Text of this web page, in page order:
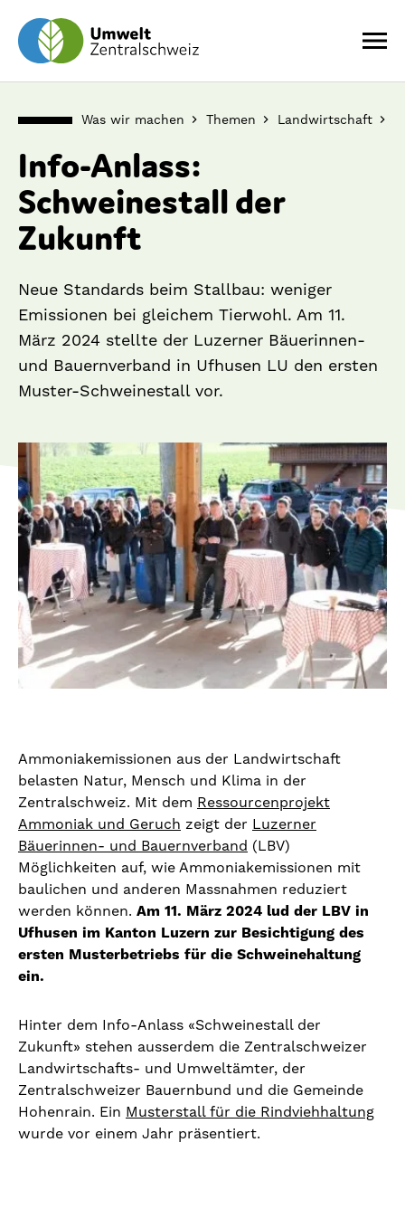
Was wir machen Themen Landwirtschaft
Info-Anlass:
Schweinestall der
Zukunft
Neue Standards beim Stallbau: weniger
Emissionen bei gleichem Tierwohl. Am 11.
März 2024 stellte der Luzerner Bäuerinnen-
und Bauernverband in Ufhusen LU den ersten
Muster-Schweinestall vor.
Ammoniakemissionen aus der Landwirtschaft
belasten Natur, Mensch und Klima in der
Zentralschweiz. Mit dem Ressourcenprojekt
Ammoniak und Geruch zeigt der Luzerner
Bäuerinnen- und Bauernverband (LBV)
Möglichkeiten auf, wie Ammoniakemissionen mit
baulichen und anderen Massnahmen reduziert
werden können. Am 11. März 2024 lud der LBV in
Ufhusen im Kanton Luzern zur Besichtigung des
ersten Musterbetriebs für die Schweinehaltung
ein.
Hinter dem Info-Anlass «Schweinestall der
Zukunft» stehen ausserdem die Zentralschweizer
Landwirtschafts- und Umweltämter, der
Zentralschweizer Bauernbund und die Gemeinde
Hohenrain. Ein Musterstall für die Rindviehhaltung
wurde vor einem Jahr präsentiert.